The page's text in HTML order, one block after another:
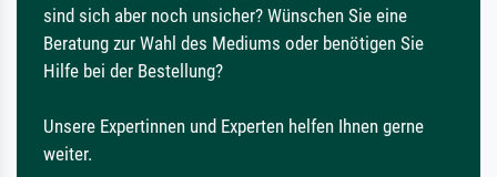
sind sich aber noch unsicher? Wünschen Sie eine
Beratung zur Wahl des Mediums oder benötigen Sie
Hilfe bei der Bestellung?
Unsere Expertinnen und Experten helfen Ihnen gerne
weiter.